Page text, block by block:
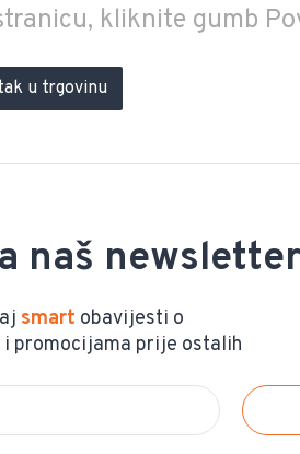
kliknite gumb
u trgovinu
naš newsletter
smart obavijesti o
promocijama prije ostalih